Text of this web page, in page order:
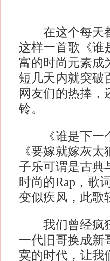
在这个每天都
这样一首歌《谁
富的时尚元素成
短几天内就突破
网友们的热捧
铃。
《谁是下一个
《要嫁就嫁灰
子乐可谓是古典
时尚的Rap，歌
变似疾风，此歌
我们曾经疯狂
一代旧哥换成新
寞的时代，让我